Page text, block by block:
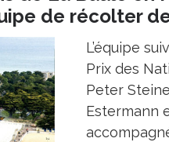
de récolter
L’équipe
Prix des
Peter
Estermann